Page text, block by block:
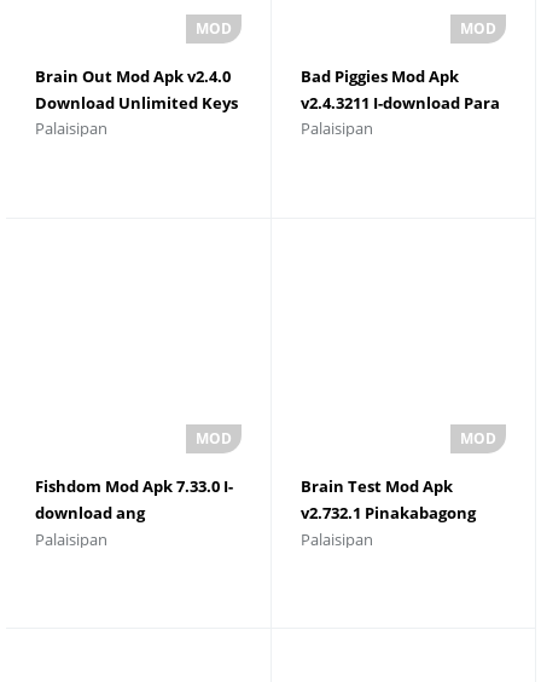
Brain Out Mod Apk v2.4.0
Download Unlimited Keys
Pinakabagong Bersyon
Palaisipan
Bad Piggies Mod Apk
v2.4.3211 I-download Para
sa Android
Palaisipan
Fishdom Mod Apk 7.33.0 I-
download ang
Pinakabagong Bersyon
Palaisipan
Brain Test Mod Apk
v2.732.1 Pinakabagong
Bersyon Download Libre
Palaisipan